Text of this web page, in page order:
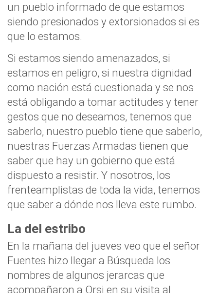
un pueblo informado de que estamos
siendo presionados y extorsionados si es
que lo estamos.
Si estamos siendo amenazados, si
estamos en peligro, si nuestra dignidad
como nación está cuestionada y se nos
está obligando a tomar actitudes y tener
gestos que no deseamos, tenemos que
saberlo, nuestro pueblo tiene que saberlo,
nuestras Fuerzas Armadas tienen que
saber que hay un gobierno que está
dispuesto a resistir. Y nosotros, los
frenteamplistas de toda la vida, tenemos
que saber a dónde nos lleva este rumbo.
La del estribo
En la mañana del jueves veo que el señor
Fuentes hizo llegar a Búsqueda los
nombres de algunos jerarcas que
acompañaron a Orsi en su visita al